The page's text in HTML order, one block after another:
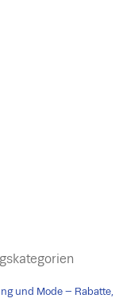
und Mode – Rabatte,